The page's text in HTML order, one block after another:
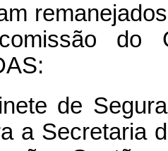
do
de
a Secretaria